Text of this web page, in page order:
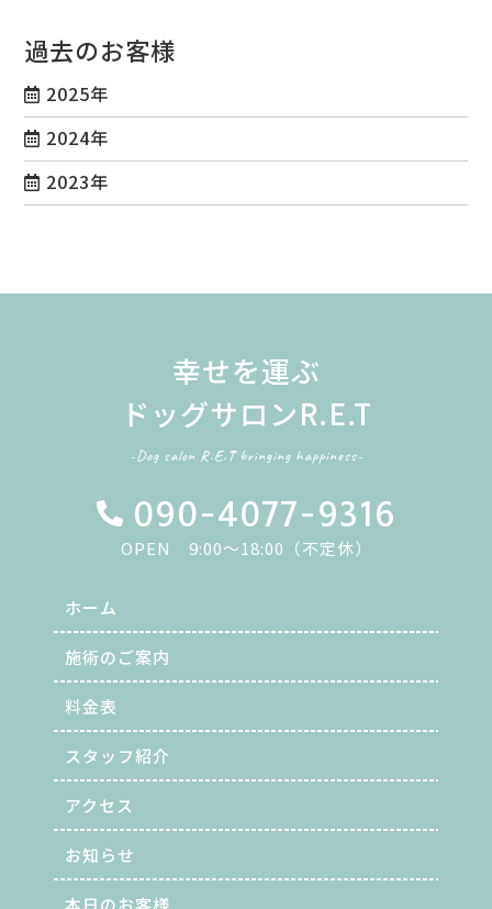
過去のお客様
2025年
2024年
2023年
幸せを運ぶ
ドッグサロンR.E.T
-Dog salon R.E.T bringing happiness-
090-4077-9316
OPEN 9:00～18:00（不定休）
ホーム
施術のご案内
料金表
スタッフ紹介
アクセス
お知らせ
本日のお客様